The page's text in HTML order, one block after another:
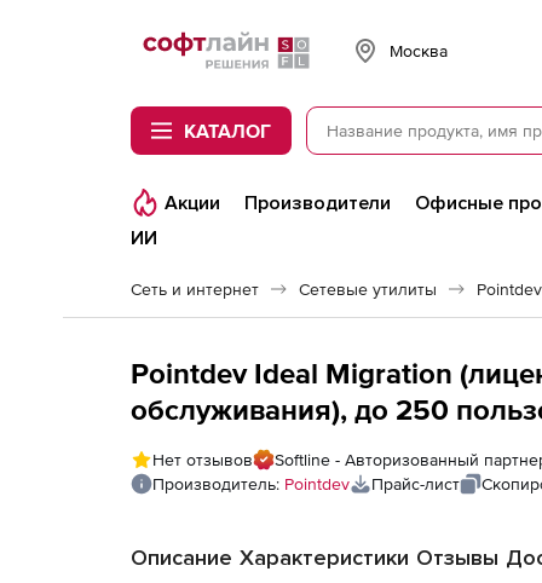
Softline
Москва
КАТАЛОГ
Акции Производители Офисные
ИИ
Сеть и интернет Сетевые утилиты
Pointdev Ideal Migration
обслуживания), до 250
Нет отзывов
Softline - Авторизованный
Производитель: Pointdev Прайс-лист
Описание Характеристики Отзывы